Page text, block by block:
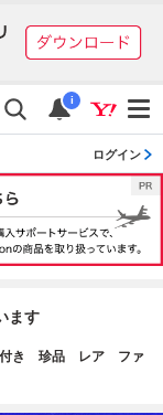
i
ログイン
ます
付き 珍品 レア ファ